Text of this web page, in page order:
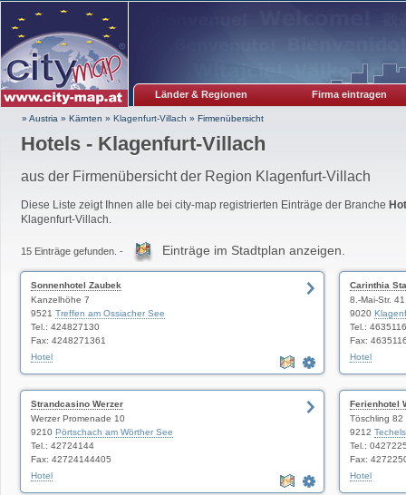
Länder & Regionen Firma eintragen
» Austria » Kärnten » Klagenfurt-Villach » Firmenübersicht
Hotels - Klagenfurt-Villach
aus der Firmenübersicht der Region Klagenfurt-Villach
Diese Liste zeigt Ihnen alle bei city-map registrierten Einträge der Branche
Klagenfurt-Villach.
15 Einträge gefunden. - Einträge im Stadtplan anzeigen.
Sonnenhotel Zaubek
Kanzelhöhe 7
9521 Treffen am Ossiacher See
Tel.: 424827130
Fax: 4248271361
Hotel
Carinthia
8.-Mai-Str. 41
9020
Tel.:
Fax:
Hotel
Strandcasino Werzer
Werzer Promenade 10
9210 Pörtschach am Wörther See
Tel.: 42724144
Fax: 42724144405
Hotel
Ferienhotel
Töschling 82
9212
Tel.:
Fax:
Hotel